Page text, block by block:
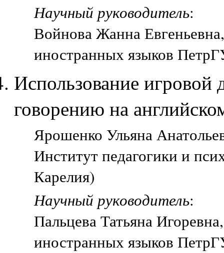
Научный руководитель:
Войнова Жанна
иностранных языков
Использование игровой
говорению на
Ярошенко Ульяна
Институт педагогики и
Карелия)
Научный руководитель:
Пальцева Татьяна
иностранных языков